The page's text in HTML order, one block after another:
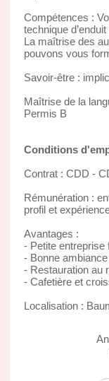
Compétences :
technique
La maîtrise des
pouvons vous
Savoir-être :
Maîtrise de la
Permis B
Conditions
Contrat : CDD -
Rémunération :
profil et
Avantages :
- Petite entreprise
- Bonne ambiance
- Restauration au
- Cafetière et
Localisation :